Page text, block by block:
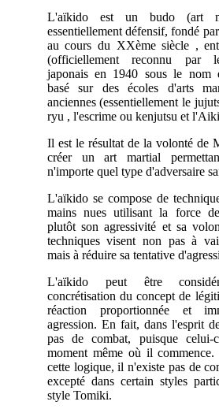
L'aïkido est un budo (art
essentiellement défensif, fondé
au cours du XXème siècle ,
(officiellement reconnu par
japonais en 1940 sous le nom
basé sur des écoles d'arts
anciennes (essentiellement le
ryu , l'escrime ou kenjutsu et
Il est le résultat de la volonté de
créer un art martial
n'importe quel type d'adversaire
L'aïkido se compose de
mains nues utilisant la force
plutôt son agressivité et sa
techniques visent non pas à
mais à réduire sa tentative
L'aïkido peut être
concrétisation du concept de
réaction proportionnée et
agression. En fait, dans l'esprit
pas de combat, puisque
moment même où il commence.
cette logique, il n'existe pas de
excepté dans certain styles
style Tomiki.